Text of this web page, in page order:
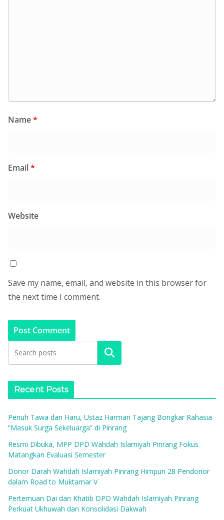
Name*
Email*
Website
Save my name, email, and website in this browser for
the next time I comment.
Search
Recent Posts
Penuh Tawa dan Haru, Ustaz Harman Tajang Bongkar Rahasia
“Masuk Surga Sekeluarga” di Pinrang
Resmi Dibuka, MPP DPD Wahdah Islamiyah Pinrang Fokus
Matangkan Evaluasi Semester
Donor Darah Wahdah Islamiyah Pinrang Himpun 28 Pendonor
dalam Road to Muktamar V
Pertemuan Dai dan Khatib DPD Wahdah Islamiyah Pinrang
Perkuat Ukhuwah dan Konsolidasi Dakwah